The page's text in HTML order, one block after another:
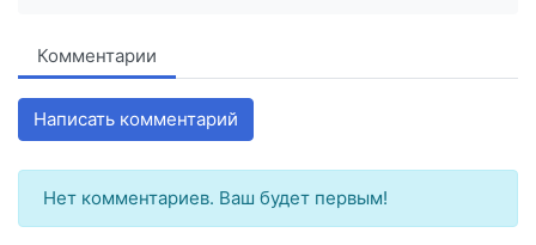
Комментарии
Написать комментарий
Нет комментариев. Ваш будет первым!